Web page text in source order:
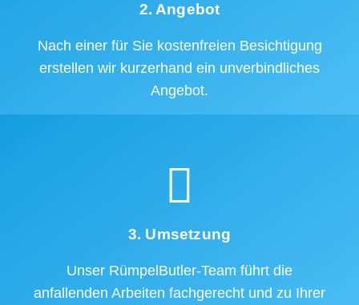
2. Angebot
Nach einer für Sie kostenfreien Besichtigung
erstellen wir kurzerhand ein unverbindliches
Angebot.
3. Umsetzung
Unser RümpelButler-Team führt die
anfallenden Arbeiten fachgerecht und zu Ihrer